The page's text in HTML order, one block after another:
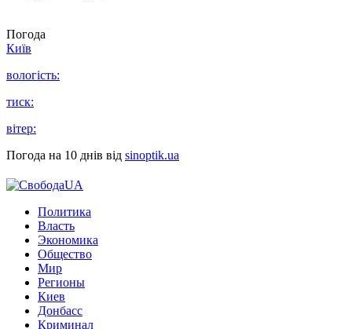
Погода
Київ
вологість:
тиск:
вітер:
Погода на 10 днів від sinoptik.ua
Политика
Власть
Экономика
Общество
Мир
Регионы
Киев
Донбасс
Криминал